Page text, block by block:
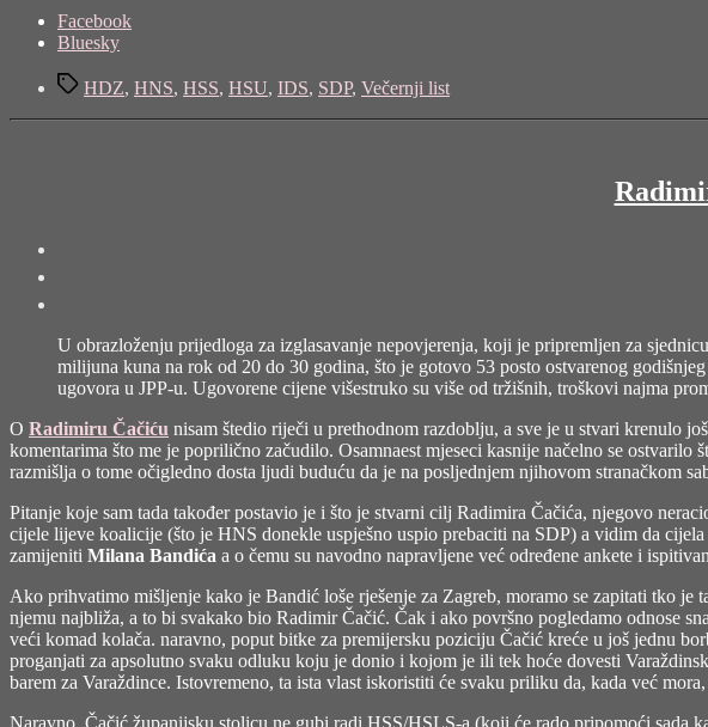
Share
"Čekajući
Facebook
Bluesky
TagsHDZ, HNS, HSS, HSU, IDS, SDP, Večernji list
U obrazloženju prijedloga za izglasavanje nepovjerenja, koji je pripremljen za
milijuna kuna na rok od 20 do 30 godina, što je gotovo 53 posto ostvarenog
ugovora u JPP-u. Ugovorene cijene višestruko su više od tržišnih, troškovi najma
O Radimiru Čačiću nisam štedio riječi u prethodnom razdoblju, a sve je u stvari krenulo
komentarima što me je poprilično začudilo. Osamnaest mjeseci kasnije načelno se
razmišlja o tome očigledno dosta ljudi buduću da je na posljednjem njihovom stranačkom
Pitanje koje sam tada također postavio je i što je stvarni cilj Radimira Čačića, njegovo
cijele lijeve koalicije (što je HNS donekle uspješno uspio prebaciti na SDP) a vidim da
zamijeniti Milana Bandića a o čemu su navodno napravljene već određene ankete i
Ako prihvatimo mišljenje kako je Bandić loše rješenje za Zagreb, moramo se zapitati tko
njemu najbliža, a to bi svakako bio Radimir Čačić. Čak i ako površno pogledamo odnose
veći komad kolača. naravno, poput bitke za premijersku poziciju Čačić kreće u još jednu
proganjati za apsolutno svaku odluku koju je donio i kojom je ili tek hoće dovesti
barem za Varaždince. Istovremeno, ta ista vlast iskoristiti će svaku priliku da, kada već
Naravno, Čačić županijsku stolicu ne gubi radi HSS/HSLS-a (koji će rado pripomoći sada